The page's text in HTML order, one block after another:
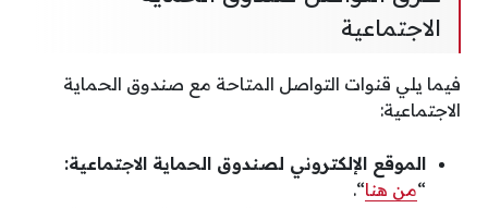
الاجتماعية
فيما يلي قنوات التواصل المتاحة مع صندوق الحماية
الاجتماعية:
الموقع الإلكتروني لصندوق الحماية الاجتماعية:
“من هنا“.